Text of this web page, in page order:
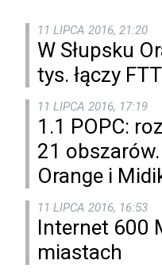
11 LIPCA 2016, 21:20
W Słupsku
tys. łączy
11 LIPCA 2016, 17:19
1.1 POPC:
21
Orange i
11 LIPCA 2016, 16:53
Internet 600
miastach